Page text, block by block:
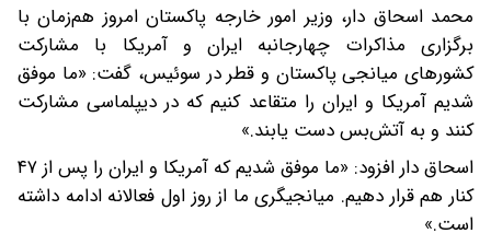
محمد اسحاق دار، وزیر امور خارجه پاکستان امروز هم‌زمان با
برگزاری مذاکرات چهارجانبه ایران و آمریکا با مشارکت
کشورهای میانجی پاکستان و قطر در سوئیس، گفت: «ما موفق
شدیم آمریکا و ایران را متقاعد کنیم که در دیپلماسی مشارکت
کنند و به آتش‌بس دست یابند.»
اسحاق دار افزود: «ما موفق شدیم که آمریکا و ایران را پس از ۴۷
کنار هم قرار دهیم. میانجیگری ما از روز اول فعالانه ادامه داشته
است.»